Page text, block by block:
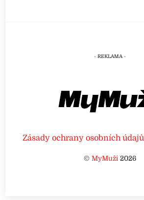
Zásady ochrany osobních údajů
© MyMuži 2026